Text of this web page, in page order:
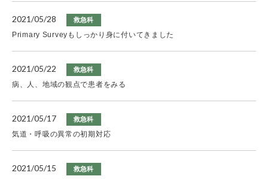
2021/05/28 救急科
Primary Surveyもしっかり身に付いてきました
2021/05/22 救急科
病、人、地域の観点で患者をみる
2021/05/17 救急科
気道・呼吸の異常の初期対応
2021/05/15 救急科